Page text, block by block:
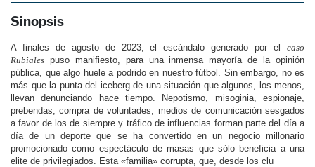
Sinopsis
A finales de agosto de 2023, el escándalo generado por el caso
Rubiales puso manifiesto, para una inmensa mayoría de la opinión
pública, que algo huele a podrido en nuestro fútbol. Sin embargo, no es
más que la punta del iceberg de una situación que algunos, los menos,
llevan denunciando hace tiempo. Nepotismo, misoginia, espionaje,
prebendas, compra de voluntades, medios de comunicación sesgados
a favor de los de siempre y tráfico de influencias forman parte del día a
día de un deporte que se ha convertido en un negocio millonario
promocionado como espectáculo de masas que sólo beneficia a una
elite de privilegiados. Esta «familia» corrupta, que, desde los clu